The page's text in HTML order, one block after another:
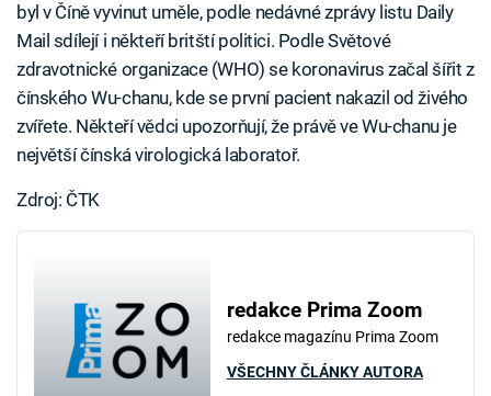
byl v Číně vyvinut uměle, podle nedávné zprávy listu Daily
Mail sdílejí i někteří britští politici. Podle Světové
zdravotnické organizace (WHO) se koronavirus začal šířit z
čínského Wu-chanu, kde se první pacient nakazil od živého
zvířete. Někteří vědci upozorňují, že právě ve Wu-chanu je
největší čínská virologická laboratoř.
Zdroj: ČTK
redakce Prima Zoom
redakce magazínu Prima Zoom
VŠECHNY ČLÁNKY AUTORA